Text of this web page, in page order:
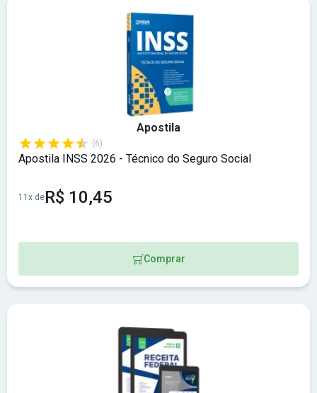
Apostila
(6)
Apostila INSS 2026 - Técnico do Seguro Social
11x deR$ 10,45
Comprar